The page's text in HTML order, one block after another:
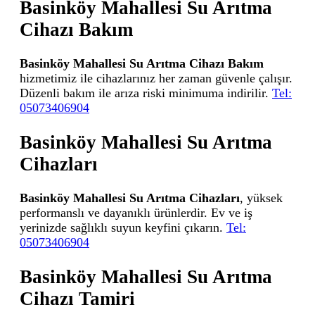
Basinköy Mahallesi Su Arıtma
Cihazı Bakım
Basinköy Mahallesi Su Arıtma Cihazı Bakım
hizmetimiz ile cihazlarınız her zaman güvenle çalışır.
Düzenli bakım ile arıza riski minimuma indirilir. Tel:
05073406904
Basinköy Mahallesi Su Arıtma
Cihazları
Basinköy Mahallesi Su Arıtma Cihazları, yüksek
performanslı ve dayanıklı ürünlerdir. Ev ve iş
yerinizde sağlıklı suyun keyfini çıkarın. Tel:
05073406904
Basinköy Mahallesi Su Arıtma
Cihazı Tamiri